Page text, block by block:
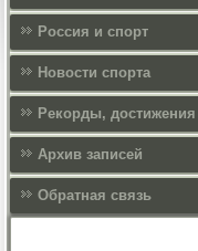
Россия и спорт
Новости спорта
Рекорды, достижения
Архив записей
Обратная связь